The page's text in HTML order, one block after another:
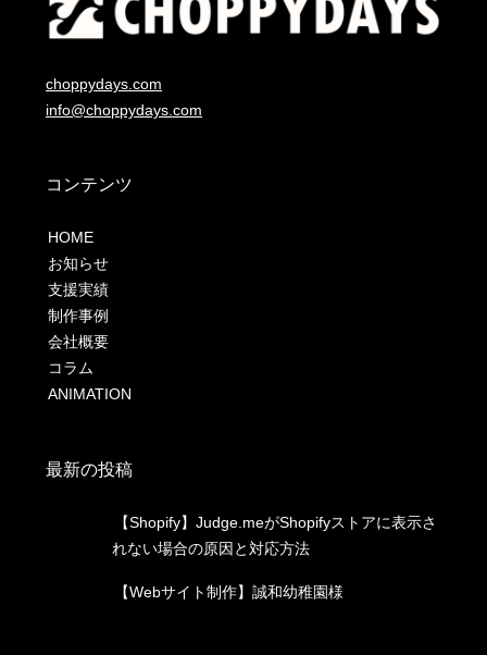
choppydays.com
info@choppydays.com
コンテンツ
HOME
お知らせ
支援実績
制作事例
会社概要
コラム
ANIMATION
最新の投稿
【Shopify】Judge.meがShopifyストアに表示さ
れない場合の原因と対応方法
【Webサイト制作】誠和幼稚園様